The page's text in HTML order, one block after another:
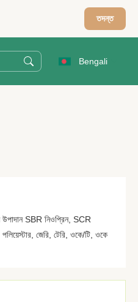
তদন্ত
Bengali
উপাদান SBR নিওপ্রিন, SCR
জেরি, টেরি, ওকে/টি, ওকে